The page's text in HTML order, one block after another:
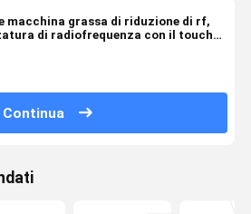
macchina grassa di riduzione di rf,
di radiofrequenza con il touch
Continua